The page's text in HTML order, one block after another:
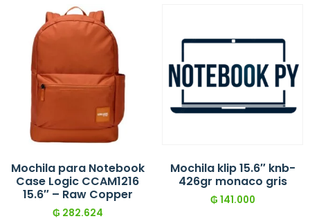
Mochila para Notebook
Case Logic CCAM1216
15.6″ – Raw Copper
₲ 282.624
Mochila klip 15.6″ knb-
426gr monaco gris
₲ 141.000